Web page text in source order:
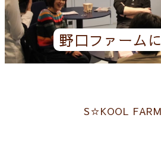
野口ファーム
S☆KOOL